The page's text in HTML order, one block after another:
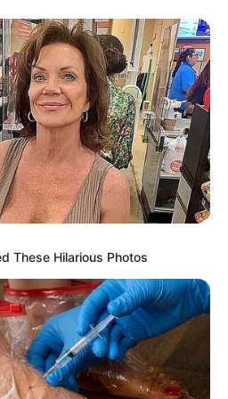
gerne mag, kann die Chili-
stattdessen mit
arbeiten. Das verleiht der
ohne zu scharf zu sein.
Mahlzeit lassen sich die
mit Hülsenfrüchten
oder Linsen in der
Eiweiß.
Joghurt oder Aioli auf
These Hilarious Photos